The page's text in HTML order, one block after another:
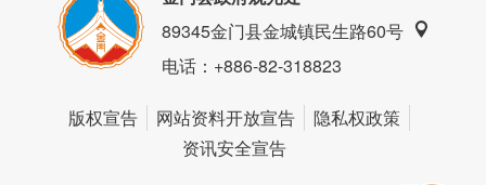
89345金门县金城镇民生路60号
电话：+886-82-318823
版权宣告 网站资料开放宣告
隐私权政策
资讯安全宣告